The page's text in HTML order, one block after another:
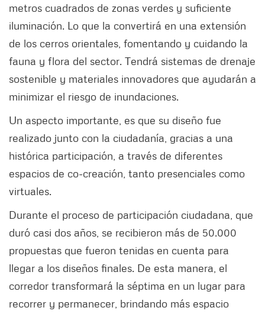
metros cuadrados de zonas verdes y suficiente
iluminación. Lo que la convertirá en una extensión
de los cerros orientales, fomentando y cuidando la
fauna y flora del sector. Tendrá sistemas de drenaje
sostenible y materiales innovadores que ayudarán a
minimizar el riesgo de inundaciones.
Un aspecto importante, es que su diseño fue
realizado junto con la ciudadanía, gracias a una
histórica participación, a través de diferentes
espacios de co-creación, tanto presenciales como
virtuales.
Durante el proceso de participación ciudadana, que
duró casi dos años, se recibieron más de 50.000
propuestas que fueron tenidas en cuenta para
llegar a los diseños finales. De esta manera, el
corredor transformará la séptima en un lugar para
recorrer y permanecer, brindando más espacio